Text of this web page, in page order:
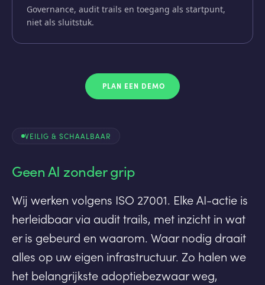
Governance, audit trails en toegang als startpunt,
niet als sluitstuk.
PLAN EEN DEMO
VEILIG & SCHAALBAAR
Geen AI zonder grip
Wij werken volgens ISO 27001. Elke AI-actie is
herleidbaar via audit trails, met inzicht in wat
er is gebeurd en waarom. Waar nodig draait
alles op uw eigen infrastructuur. Zo halen we
het belangrijkste adoptiebezwaar weg,